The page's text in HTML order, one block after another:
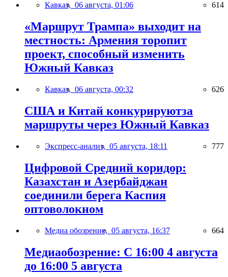
Кавказ, 06 августа, 01:06 614
«Маршрут Трампа» выходит на
местность: Армения торопит
проект, способный изменить
Южный Кавказ
Кавказ, 06 августа, 00:32 626
США и Китай конкурируютза
маршруты через Южный Кавказ
Экспресс-анализ, 05 августа, 18:11 777
Цифровой Средний коридор:
Казахстан и Азербайджан
соединили берега Каспия
оптоволокном
Медиа обозрение, 05 августа, 16:37 664
Медиаобозрение: С 16:00 4 августа
до 16:00 5 августа